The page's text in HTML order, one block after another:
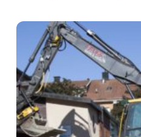
mer objektiv bild och